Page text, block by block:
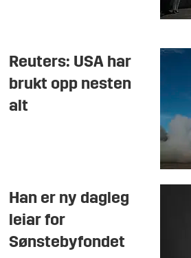
Reuters: USA har
brukt opp nesten
alt
Han er ny dagleg
leiar for
Sønstebyfondet